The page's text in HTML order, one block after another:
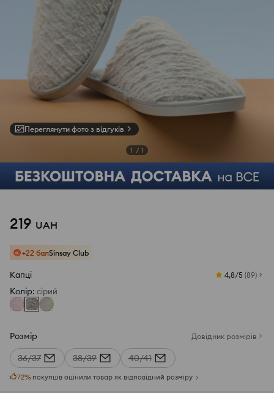
Переглянути фото з відгуків
1 / 1
219 UAH
+22 балSinsay Club
Капці 4,8/5 (89)
Колір: сірий
Розмір Довідник розмірів
36/37 38/39 40/41
72% покупців оцінили товар як відповідний розміру